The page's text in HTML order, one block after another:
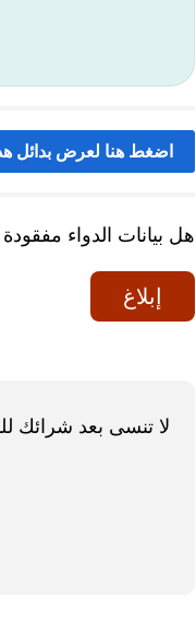
اضغط هنا لعرض بدائل
هل بيانات الدواء
إبلاغ
لا تنسى بعد شرائك